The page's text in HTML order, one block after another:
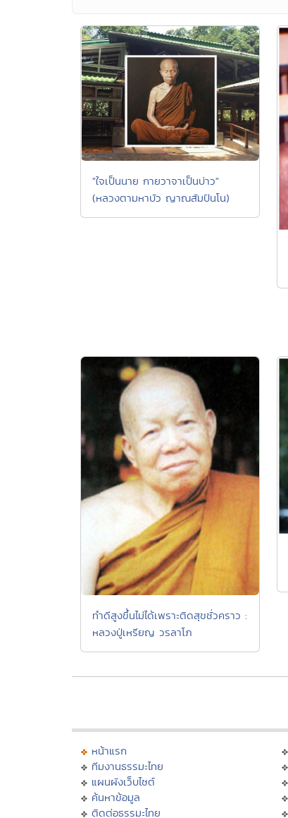
"ใจเป็นนาย กายวาจาเป็นบ่าว"
(หลวงตามหาบัว ญาณสัมปันโน)
ทำดีสูงขึ้นไม่ได้เพราะติดสุขชั่วคราว :
หลวงปู่เหรียญ วรลาโภ
หน้าแรก
ทีมงานธรรมะไทย
แผนผังเว็บไซต์
ค้นหาข้อมูล
ติดต่อธรรมะไทย